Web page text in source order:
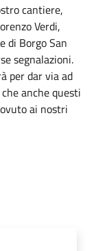
cantiere,
Verdi,
di Borgo San
segnalazioni.
per dar via ad
anche questi
ai nostri